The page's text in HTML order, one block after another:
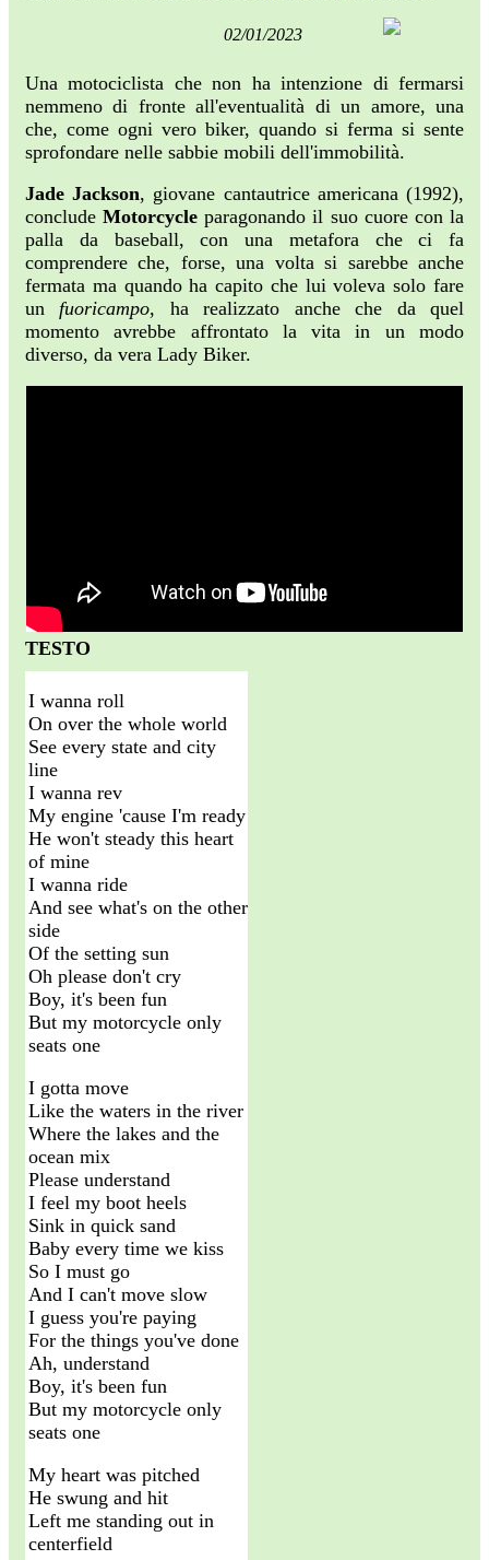
02/01/2023
Una motociclista che non ha intenzione di fermarsi
nemmeno di fronte all'eventualità di un amore, una
che, come ogni vero biker, quando si ferma si sente
sprofondare nelle sabbie mobili dell'immobilità.
Jade Jackson, giovane cantautrice americana (1992),
concludeMotorcycle paragonando il suo cuore con la
palla da baseball, con una metafora che ci fa
comprendere che, forse, una volta si sarebbe anche
fermata ma quando ha capito che lui voleva solo fare
un fuoricampo, ha realizzato anche che da quel
momento avrebbe affrontato la vita in un modo
diverso, da vera Lady Biker.
TESTO
I wanna roll
On over the whole world
See every state and city
line
I wanna rev
My engine 'cause I'm ready
He won't steady this heart
of mine
I wanna ride
And see what's on the other
side
Of the setting sun
Oh please don't cry
Boy, it's been fun
But my motorcycle only
seats one
I gotta move
Like the waters in the river
Where the lakes and the
ocean mix
Please understand
I feel my boot heels
Sink in quick sand
Baby every time we kiss
So I must go
And I can't move slow
I guess you're paying
For the things you've done
Ah, understand
Boy, it's been fun
But my motorcycle only
seats one
My heart was pitched
He swung and hit
Left me standing out in
centerfield